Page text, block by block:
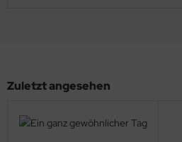
Zuletzt angesehen